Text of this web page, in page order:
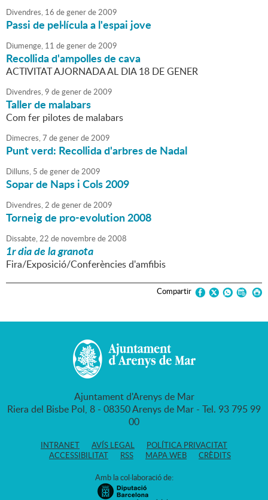
Divendres, 16 degenerde2009
Passi de pel·lícula a l'espai jove
Diumenge, 11 degenerde2009
Recollida d'ampolles de cava
ACTIVITAT AJORNADA AL DIA 18 DE GENER
Divendres,9 degenerde2009
Taller de malabars
Com fer pilotes de malabars
Dimecres,7 degenerde2009
Punt verd: Recollida d'arbres de Nadal
Dilluns, 5 degenerde2009
Sopar de Naps i Cols 2009
Divendres,2 degenerde2009
Torneig de pro-evolution 2008
Dissabte,22 de novembrede2008
1r dia de la granota
Fira/Exposició/Conferències d'amfibis
Compartir
Ajuntament d'Arenys de Mar
Riera del Bisbe Pol, 8 - 08350 Arenys de Mar - Tel. 93 795 99
00
INTRANET AVÍS LEGAL
POLÍTICA PRIVACITAT
ACCESSIBILITAT
RSS MAPA WEB CRÈDITS
Amb la col·laboració de: